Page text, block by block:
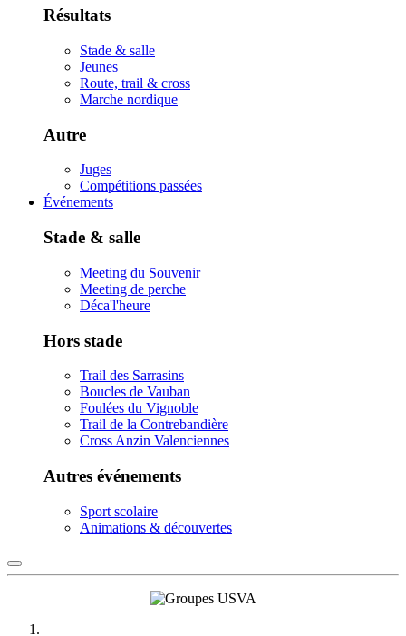
Résultats
Stade & salle
Jeunes
Route, trail & cross
Marche nordique
Autre
Juges
Compétitions passées
Événements
Stade & salle
Meeting du Souvenir
Meeting de perche
Déca'l'heure
Hors stade
Trail des Sarrasins
Boucles de Vauban
Foulées du Vignoble
Trail de la Contrebandière
Cross Anzin Valenciennes
Autres événements
Sport scolaire
Animations & découvertes